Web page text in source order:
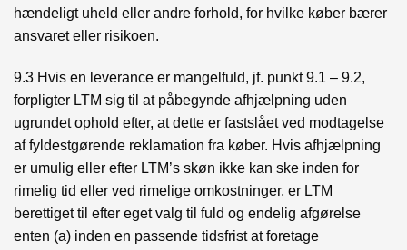
hændeligt uheld eller andre forhold, for hvilke køber bærer
ansvaret eller risikoen.
9.3 Hvis en leverance er mangelfuld, jf. punkt 9.1 – 9.2,
forpligter LTM sig til at påbegynde afhjælpning uden
ugrundet ophold efter, at dette er fastslået ved modtagelse
af fyldestgørende reklamation fra køber. Hvis afhjælpning
er umulig eller efter LTM’s skøn ikke kan ske inden for
rimelig tid eller ved rimelige omkostninger, er LTM
berettiget til efter eget valg til fuld og endelig afgørelse
enten (a) inden en passende tidsfrist at foretage